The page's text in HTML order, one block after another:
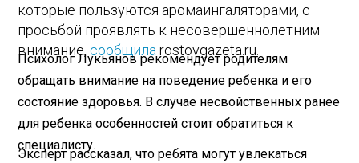
которые пользуются аромаингаляторами, с
просьбой проявлять к несовершеннолетним
внимание, сообщила rostovgazeta.ru.
Психолог Лукьянов рекомендует родителям
обращать внимание на поведение ребенка и его
состояние здоровья. В случае несвойственных ранее
для ребенка особенностей стоит обратиться к
специалисту.
Эксперт рассказал, что ребята могут увлекаться